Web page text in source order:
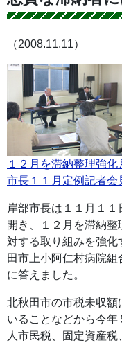
（2008.11.11）
１２月を滞納整理強
市長１１月定例記者会
岸部市長は１１月１
開き、１２月を滞納
対する取り組みを強
田市上小阿仁村病院
に答えました。
北秋田市の市税未収額
いることなどから今
人市民税、固定資産